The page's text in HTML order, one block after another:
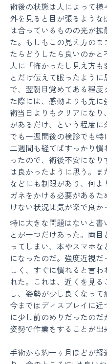
術後の状態は人によって
外を見ると目が張るよう
は合っているものの光が
た。もしもこの見え方の
たらどうしたら良いのか
人に「怖かったし見え方も
とだけ伝えて眠ったよう
で、翌朝目覚めてある程
た際には、感動よりも先
術当日よりもクリアにな
があるだけ、という程度
でも一週間後の検診でも特
二週間も経てばすっかり
ったので、術後不安にな
は良かったように思う。
などにも制限があり、何
ガネをかける必要がある
けない状況は気が楽で良か
特に大きな問題はないと
とが一つだけあった。両
ってしまい、本やスマホ
になったのだ。強度近視
しく、すぐに慣れると言
れた。これは、近くを見
し、姿勢が少し良くなって
今まではディスプレイに
に少し前のめりだったの
姿勢で作業をすることが出
手術から約一ヶ月ほどが